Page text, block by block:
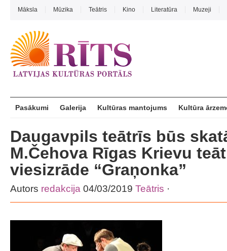
Māksla Mūzika Teātris Kino Literatūra Muzeji
Pasākumi Galerija Kultūras mantojums Kultūra
Daugavpils teātrīs būs
M.Čehova Rīgas Krievu
viesizrāde “Graņonka”
Autors redakcija 04/03/2019 Teātris ·